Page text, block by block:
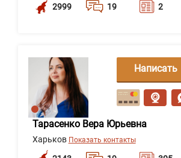
2999 19 2
Тарасенко Вера Юрьевна
Харьков Показать контакты
Написать
сообщение